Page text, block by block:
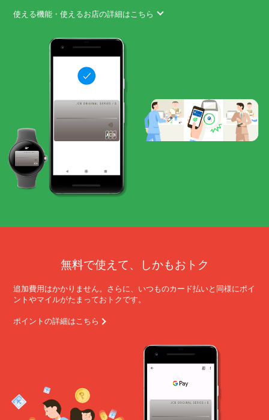
使える機能・使えるお店の詳細はこちら
無料で使えて、しかもおトク
追加費用はかかりません。さらに、いつものカード払いと同様にポイ
ントやマイルがたまっておトクです。
ポイントの詳細はこちら